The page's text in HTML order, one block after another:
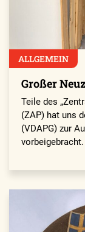
ALLGEMEIN
Großer
Teile des
(ZAP) hat uns
(VDAPG) zur